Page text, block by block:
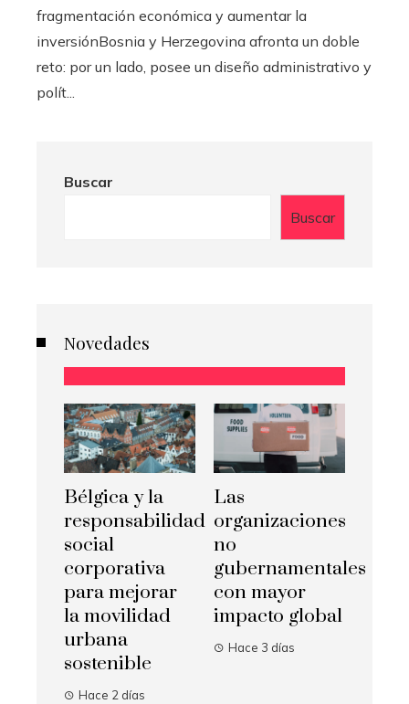
fragmentación económica y aumentar la
inversiónBosnia y Herzegovina afronta un doble
reto: por un lado, posee un diseño administrativo y
polít...
Buscar
Buscar
Novedades
Bélgica y la
responsabilidad
social
corporativa
para mejorar
la movilidad
urbana
sostenible
Hace 2 días
Las
organizaciones
no
gubernamentales
con mayor
impacto global
Hace 3 días